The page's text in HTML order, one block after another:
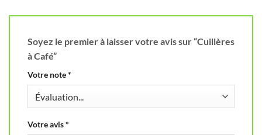
Soyez le premier à laisser votre avis sur “Cuillères
à Café”
Votre note*
Votre avis*